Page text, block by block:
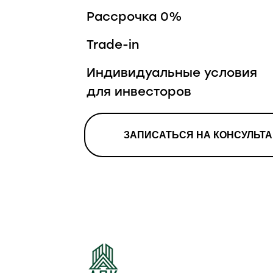
Рассрочка 0%
Индивидуальные условия
для инвесторов
Trade-in
ЗАПИСАТЬСЯ НА